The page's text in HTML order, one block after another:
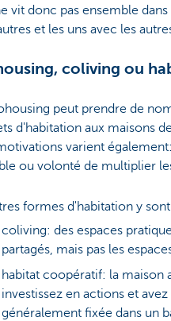
vit donc pas ensemble
et les uns avec les
coliving ou
peut prendre de
d'habitation aux maisons
varient
ou volonté de multiplier
formes d'habitation y
coliving: des espaces
partagés, mais pas les
habitat coopératif: la maison
investissez en actions et
généralement fixée dans un